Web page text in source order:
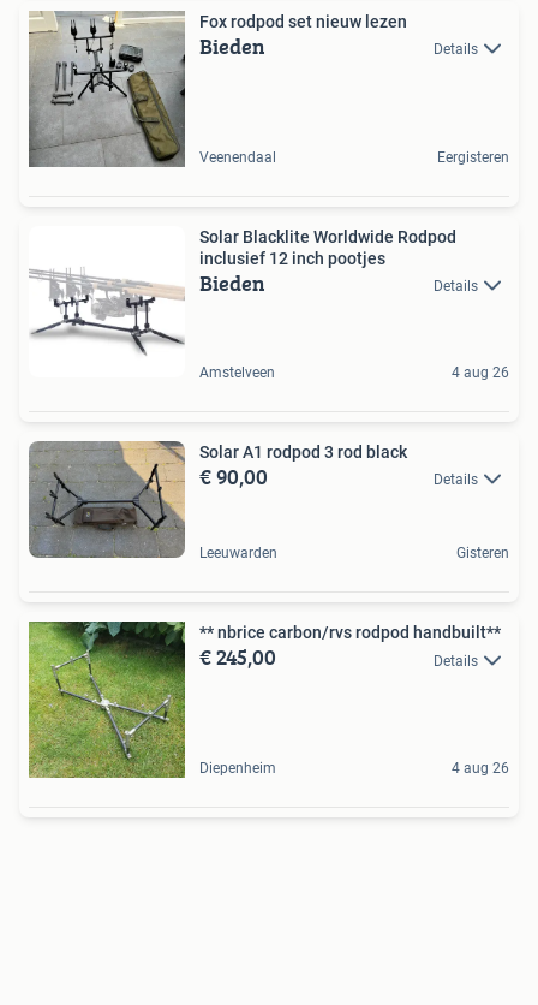
Fox rodpod set nieuw lezen
Bieden Details
Veenendaal Eergisteren
Solar Blacklite Worldwide Rodpod
inclusief 12 inch pootjes
Bieden Details
Amstelveen 4 aug 26
Solar A1 rodpod 3 rod black
€ 90,00 Details
Leeuwarden Gisteren
** nbrice carbon/rvs rodpod handbuilt**
€ 245,00 Details
Diepenheim 4 aug 26